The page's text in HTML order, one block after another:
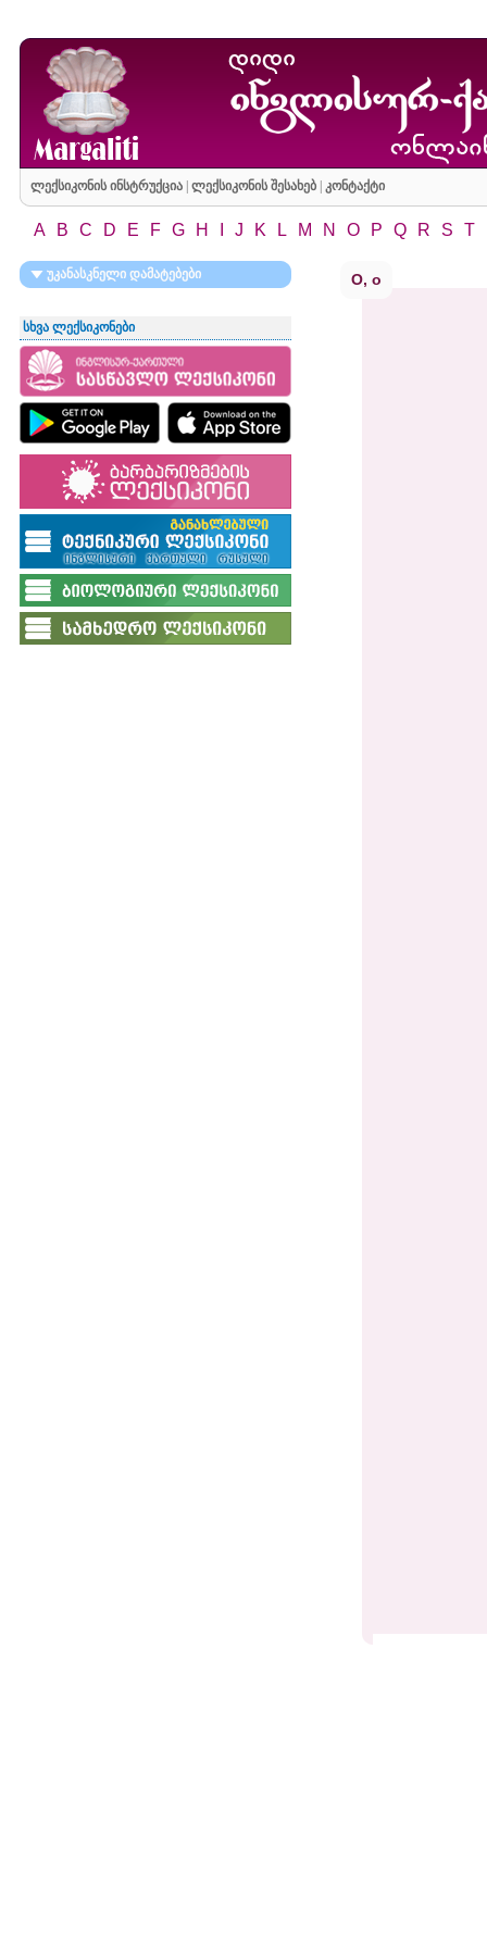
ლექსიკონის ინსტრუქცია| ლექსიკონის შესახებ| კონტაქტი
A B C D E F G H J K L M N O P Q R S T
უკანასკნელი დამატებები
სხვა ლექსიკონები
O, o